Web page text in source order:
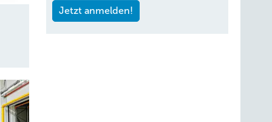
Jetzt anmelden!